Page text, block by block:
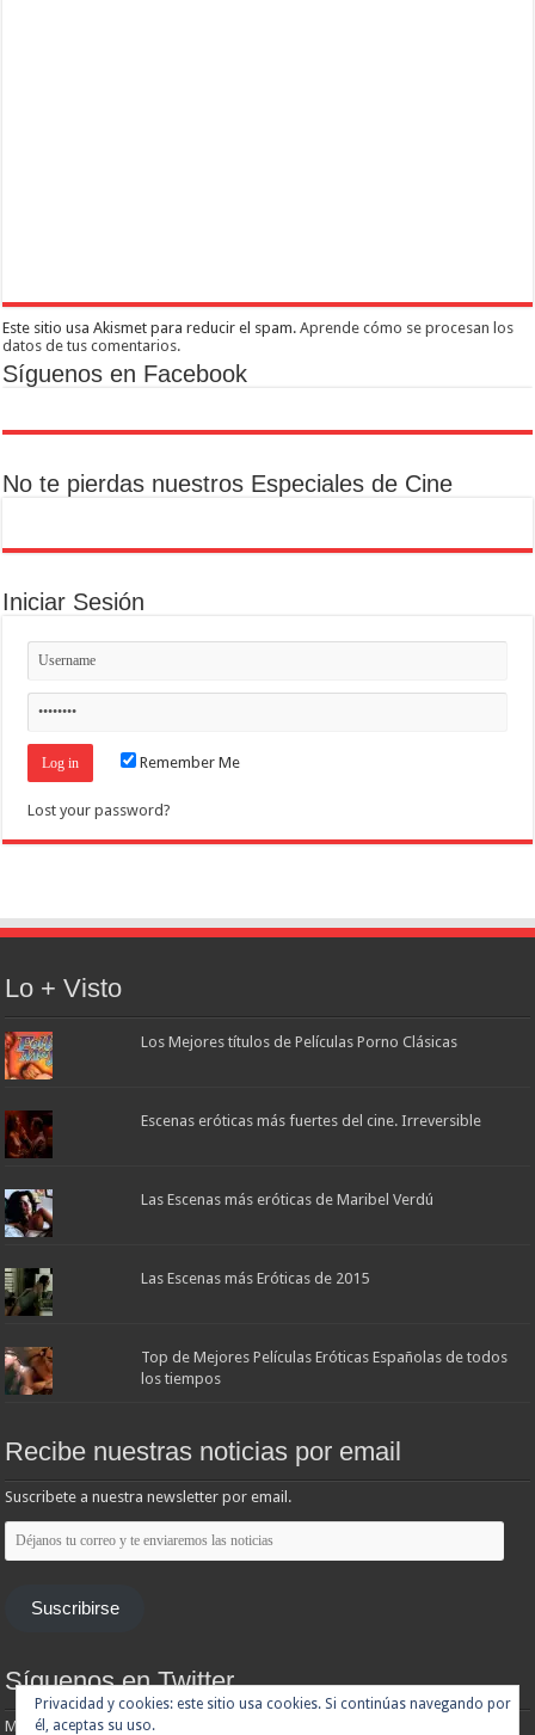
Este sitio usa Akismet para reducir el spam.Aprende cómo se procesan los
datos de tus comentarios.
Síguenos en Facebook
No te pierdas nuestros Especiales de Cine
Iniciar Sesión
Remember Me
Lost your password?
Lo + Visto
Los Mejores títulos de Películas Porno Clásicas
Escenas eróticas más fuertes del cine. Irreversible
Las Escenas más eróticas de Maribel Verdú
Las Escenas más Eróticas de 2015
Top de Mejores Películas Eróticas Españolas de todos
los tiempos
Recibe nuestras noticias por email
Suscribete a nuestra newsletter por email.
Déjanos
tu
correo
enviaremos
Suscribirse
Síguenos en Twitter
Mis tuits
Privacidad y cookies: este sitio usa cookies. Si continúas navegando por
él, aceptas su uso.